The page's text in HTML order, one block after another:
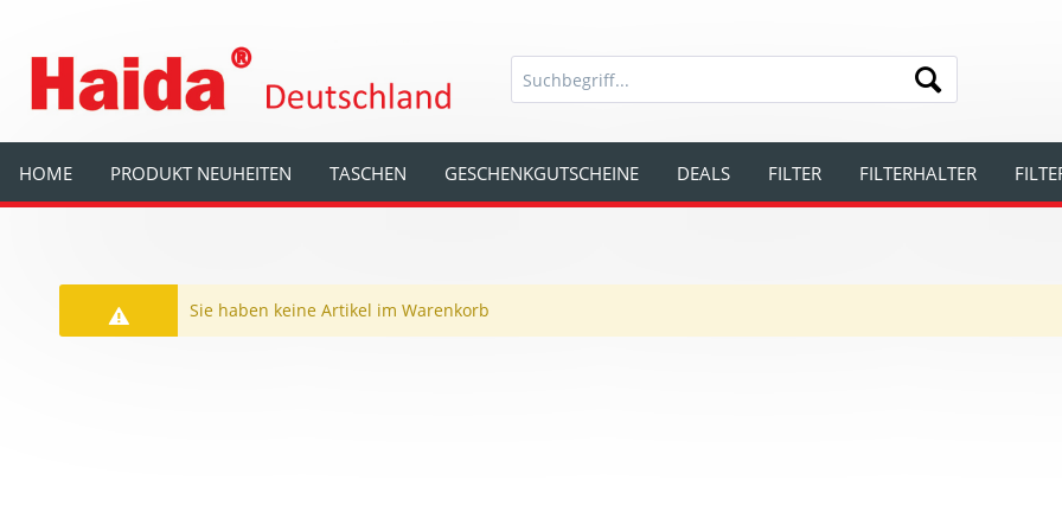
HOME PRODUKT NEUHEITEN TASCHEN GESCHENKGUTSCHEINE DEALS FILTER FILTERHALTER
Sie haben keine Artikel im Warenkorb